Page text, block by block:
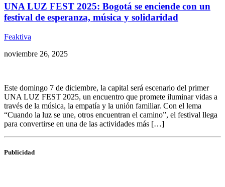
UNA LUZ FEST 2025: Bogotá se enciende con un
festival de esperanza, música y solidaridad
Feaktiva
noviembre 26, 2025
Este domingo 7 de diciembre, la capital será escenario del primer
UNA LUZ FEST 2025, un encuentro que promete iluminar vidas a
través de la música, la empatía y la unión familiar. Con el lema
“Cuando la luz se une, otros encuentran el camino”, el festival llega
para convertirse en una de las actividades más […]
Publicidad